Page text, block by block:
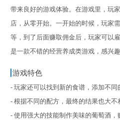
带来良好的游戏体验。在游戏里，玩
店，从零开始。一开始的时候，玩家
等，到了后面赚取佣金后，玩家可以
是一款不错的经营养成类游戏，感兴
游戏特色
- 玩家还可以找到新的食谱，添加不同
- 根据不同的配方，最终的结果也大不
- 使用强大的技能制作美味的葡萄酒